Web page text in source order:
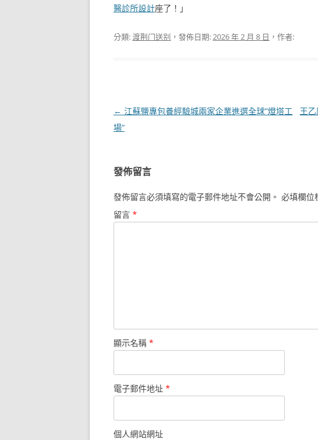
醫診所設計座了！」
分類:渡荆门送别 ，發佈日期:2026 年 2 月 8 日 ，作者:
文
章
← 江蘇鹽專包養經驗城兩家企業進選全球“燈塔工
場”
王
發佈留言
發佈留言必須填寫的電子郵件地址不會公開。 必填欄位
留言 *
顯示名稱 *
電子郵件地址 *
個人網站網址